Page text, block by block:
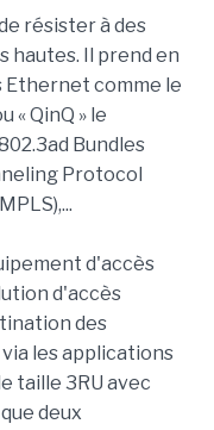
résister à des
hautes. Il prend en
comme le
« QinQ » le
Bundles
Protocol
d'accès
d'accès
des
les applications
taille 3RU avec
deux